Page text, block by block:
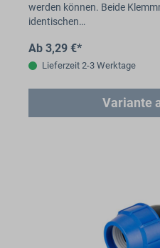
werden können. Beide
identischen…
Ab 3,29 €*
Lieferzeit 2-3 Werktage
Variante